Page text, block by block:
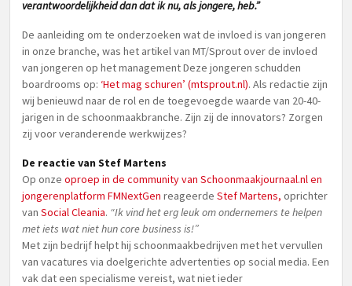
verantwoordelijkheid dan dat ik nu, als jongere, heb.”
De aanleiding om te onderzoeken wat de invloed is van jongeren
in onze branche, was het artikel van MT/Sprout over de invloed
van jongeren op het management Deze jongeren schudden
boardrooms op: ‘Het mag schuren’ (mtsprout.nl). Als redactie zijn
wij benieuwd naar de rol en de toegevoegde waarde van 20-40-
jarigen in de schoonmaakbranche. Zijn zij de innovators? Zorgen
zij voor veranderende werkwijzes?
De reactie van Stef Martens
Op onze oproep in de community van Schoonmaakjournaal.nl en
jongerenplatform FMNextGen reageerde Stef Martens, oprichter
van Social Cleania. “Ik vind het erg leuk om ondernemers te helpen
met iets wat niet hun core business is!”
Met zijn bedrijf helpt hij schoonmaakbedrijven met het vervullen
van vacatures via doelgerichte advertenties op social media. Een
vak dat een specialisme vereist, wat niet ieder